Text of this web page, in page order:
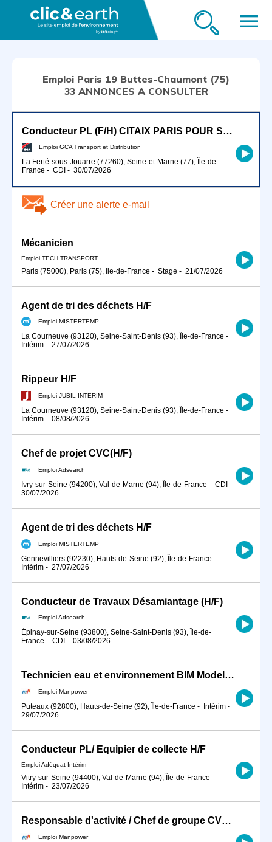
menu
Emploi Paris 19 Buttes-Chaumont (75)
33 ANNONCES A CONSULTER
Conducteur PL (F/H) CITAIX PARIS POUR SEPTEMBRE 2026
Emploi GCA Transport et Distribution
La Ferté-sous-Jouarre (77260), Seine-et-Marne (77), Île-de-
France - CDI - 30/07/2026
Créer une alerte e-mail
Mécanicien
Emploi TECH TRANSPORT
Paris (75000), Paris (75), Île-de-France - Stage - 21/07/2026
Agent de tri des déchets H/F
Emploi MISTERTEMP
La Courneuve (93120), Seine-Saint-Denis (93), Île-de-France -
Intérim - 27/07/2026
Rippeur H/F
Emploi JUBIL INTERIM
La Courneuve (93120), Seine-Saint-Denis (93), Île-de-France -
Intérim - 08/08/2026
Chef de projet CVC(H/F)
Emploi Adsearch
Ivry-sur-Seine (94200), Val-de-Marne (94), Île-de-France - CDI -
30/07/2026
Agent de tri des déchets H/F
Emploi MISTERTEMP
Gennevilliers (92230), Hauts-de-Seine (92), Île-de-France -
Intérim - 27/07/2026
Conducteur de Travaux Désamiantage (H/F)
Emploi Adsearch
Épinay-sur-Seine (93800), Seine-Saint-Denis (93), Île-de-
France - CDI - 03/08/2026
Technicien eau et environnement BIM Modeleur (H/F)
Emploi Manpower
Puteaux (92800), Hauts-de-Seine (92), Île-de-France - Intérim -
29/07/2026
Conducteur PL/ Equipier de collecte H/F
Emploi Adéquat Intérim
Vitry-sur-Seine (94400), Val-de-Marne (94), Île-de-France -
Intérim - 23/07/2026
Responsable d'activité / Chef de groupe CVC (H/F)
Emploi Manpower